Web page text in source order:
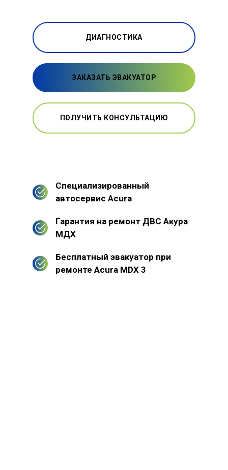
ДИАГНОСТИКА
ЗАКАЗАТЬ ЭВАКУАТОР
ПОЛУЧИТЬ КОНСУЛЬТАЦИЮ
Специализированный
автосервис Acura
Гарантия на ремонт ДВС Акура
МДХ
Бесплатный эвакуатор при
ремонте Acura MDX 3